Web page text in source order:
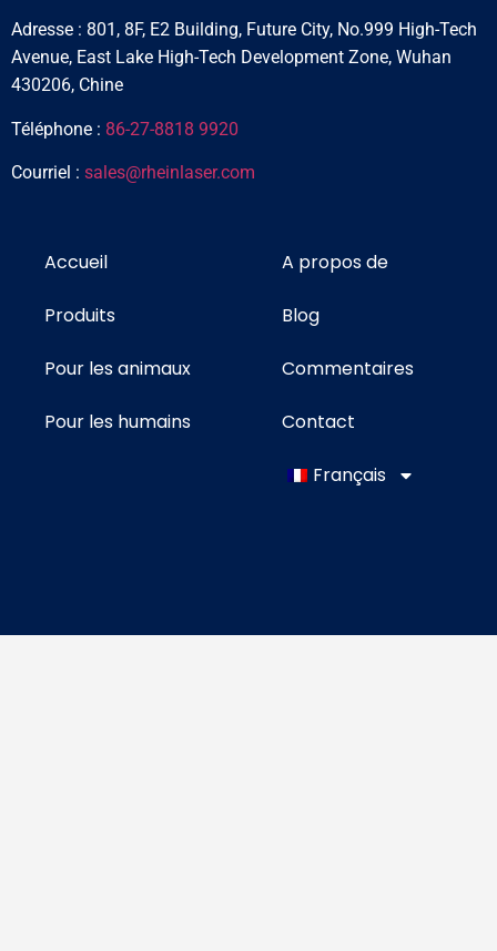
Adresse : 801, 8F, E2 Building, Future City, No.999 High-Tech
Avenue, East Lake High-Tech Development Zone, Wuhan
430206, Chine
Téléphone : 86-27-8818 9920
Courriel : sales@rheinlaser.com
Accueil
Produits
Pour les animaux
Pour les humains
A propos de
Blog
Commentaires
Contact
Français